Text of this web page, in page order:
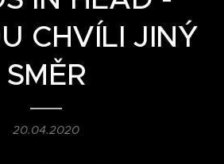
CHVÍLI JINÝ
SMĚR
20.04.2020